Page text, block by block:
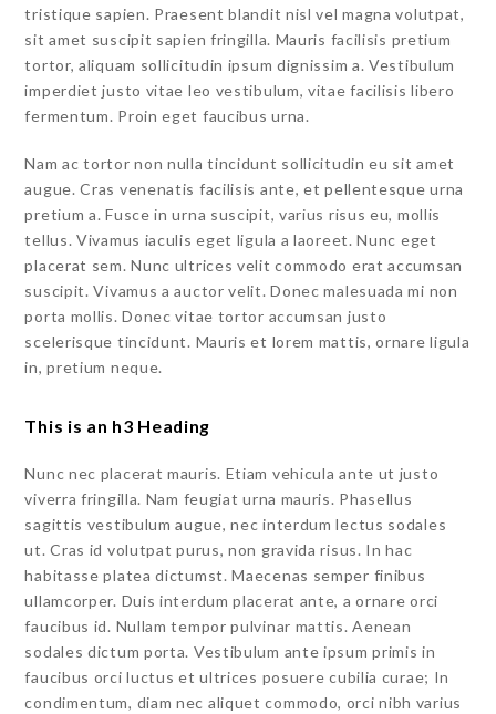
tristique sapien. Praesent blandit nisl vel magna volutpat,
sit amet suscipit sapien fringilla. Mauris facilisis pretium
tortor, aliquam sollicitudin ipsum dignissim a. Vestibulum
imperdiet justo vitae leo vestibulum, vitae facilisis libero
fermentum. Proin eget faucibus urna.
Nam ac tortor non nulla tincidunt sollicitudin eu sit amet
augue. Cras venenatis facilisis ante, et pellentesque urna
pretium a. Fusce in urna suscipit, varius risus eu, mollis
tellus. Vivamus iaculis eget ligula a laoreet. Nunc eget
placerat sem. Nunc ultrices velit commodo erat accumsan
suscipit. Vivamus a auctor velit. Donec malesuada mi non
porta mollis. Donec vitae tortor accumsan justo
scelerisque tincidunt. Mauris et lorem mattis, ornare ligula
in, pretium neque.
This is an h3 Heading
Nunc nec placerat mauris. Etiam vehicula ante ut justo
viverra fringilla. Nam feugiat urna mauris. Phasellus
sagittis vestibulum augue, nec interdum lectus sodales
ut. Cras id volutpat purus, non gravida risus. In hac
habitasse platea dictumst. Maecenas semper finibus
ullamcorper. Duis interdum placerat ante, a ornare orci
faucibus id. Nullam tempor pulvinar mattis. Aenean
sodales dictum porta. Vestibulum ante ipsum primis in
faucibus orci luctus et ultrices posuere cubilia curae; In
condimentum, diam nec aliquet commodo, orci nibh varius